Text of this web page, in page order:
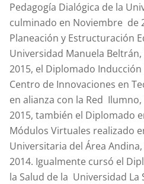
Pedagogía Dialógica de la
culminado en Noviembre de
Planeación y Estructuración
Universidad Manuela
2015, el Diplomado
Centro de Innovaciones en
en alianza con la Red
2015, también el Diplomado
Módulos Virtuales realizado
Universitaria del Área
2014. Igualmente cursó el
la Salud de la Universidad La